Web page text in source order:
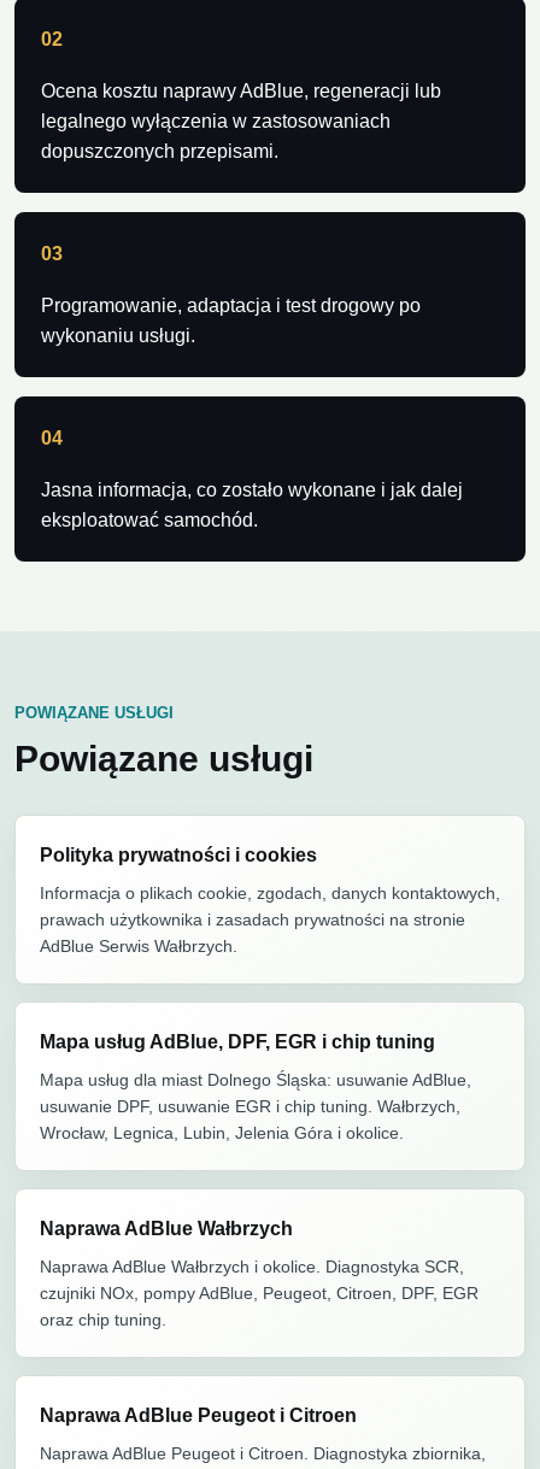
02
Ocena kosztu naprawy AdBlue, regeneracji lub
legalnego wyłączenia w zastosowaniach
dopuszczonych przepisami.
03
Programowanie, adaptacja i test drogowy po
wykonaniu usługi.
04
Jasna informacja, co zostało wykonane i jak dalej
eksploatować samochód.
POWIĄZANE USŁUGI
Powiązane usługi
Polityka prywatności i cookies
Informacja o plikach cookie, zgodach, danych kontaktowych,
prawach użytkownika i zasadach prywatności na stronie
AdBlue Serwis Wałbrzych.
Mapa usług AdBlue, DPF, EGR i chip tuning
Mapa usług dla miast Dolnego Śląska: usuwanie AdBlue,
usuwanie DPF, usuwanie EGR i chip tuning. Wałbrzych,
Wrocław, Legnica, Lubin, Jelenia Góra i okolice.
Naprawa AdBlue Wałbrzych
Naprawa AdBlue Wałbrzych i okolice. Diagnostyka SCR,
czujniki NOx, pompy AdBlue, Peugeot, Citroen, DPF, EGR
oraz chip tuning.
Naprawa AdBlue Peugeot i Citroen
Naprawa AdBlue Peugeot i Citroen. Diagnostyka zbiornika,